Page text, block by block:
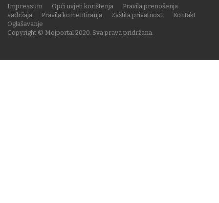
Copyright © Mojportal 2020. Sva prava pridržana.
Impressum Opći uvjeti korištenja
Pravila prenošenja
sadržaja
Pravila komentiranja Zaštita privatnosti
Kontakt
Oglašavanje